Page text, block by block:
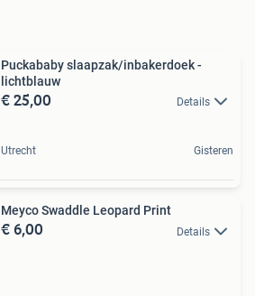
Puckababy slaapzak/inbakerdoek -
lichtblauw
€ 25,00 Details
Utrecht Gisteren
Meyco Swaddle Leopard Print
€ 6,00 Details